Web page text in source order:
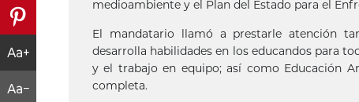
medioambiente y el Plan del Estado para el
El mandatario llamó a prestarle atención
desarrolla habilidades en los educandos para
y el trabajo en equipo; así como Educación
completa.